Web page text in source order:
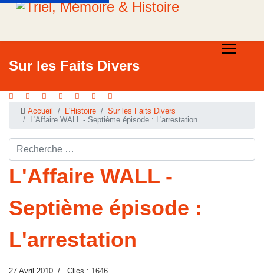
Sur les Faits Divers
Accueil L'Histoire
Sur les Faits Divers
L'Affaire WALL - Septième épisode : L'arrestation
Rechercher ...
L'Affaire WALL -
Septième épisode :
L'arrestation
27 Avril 2010 Clics : 1646